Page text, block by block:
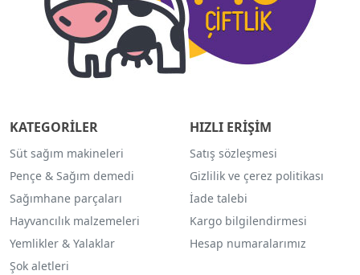
KATEGORİLER
Süt sağım makineleri
Pençe & Sağım demedi
Sağımhane parçaları
Hayvancılık malzemeleri
Yemlikler & Yalaklar
Şok aletleri
HIZLI ERİŞİM
Satış sözleşmesi
Gizlilik ve çerez politikası
İade talebi
Kargo bilgilendirmesi
Hesap numaralarımız